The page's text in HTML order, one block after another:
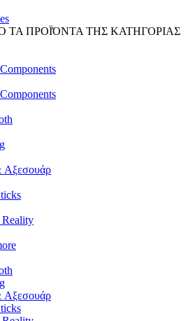
ΤΑ ΠΡΟΪΌΝΤΑ ΤΗΣ ΚΑΤΗΓΟΡΙΑΣ
Αξεσουάρ
Αξεσουάρ